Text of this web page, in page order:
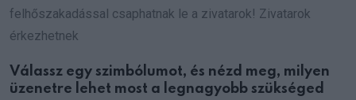
felhőszakadással csaphatnak le a zivatarok! Zivatarok
érkezhetnek
Válassz egy szimbólumot, és nézd meg, milyen
üzenetre lehet most a legnagyobb szükséged